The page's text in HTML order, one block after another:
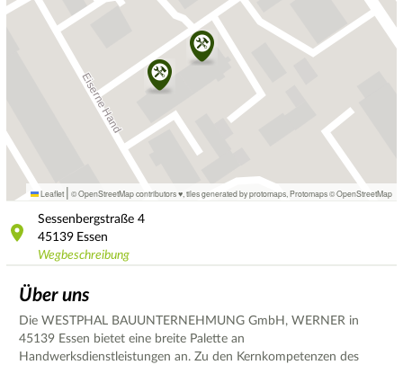
Leaflet | © OpenStreetMap contributors ♥, tiles generated by protomaps Protomaps©OpenStreetMap
Sessenbergstraße 4
45139 Essen
Wegbeschreibung
Über uns
Die WESTPHAL BAUUNTERNEHMUNG GmbH, WERNER in
45139 Essen bietet eine breite Palette an
Handwerksdienstleistungen an. Zu den Kernkompetenzen des